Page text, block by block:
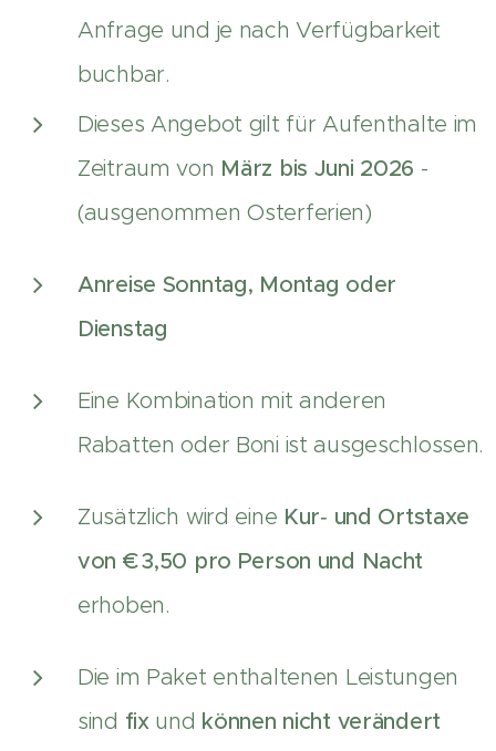
Anfrage und je nach Verfügbarkeit
buchbar.
Dieses Angebot gilt für Aufenthalte im
Zeitraum von März bis Juni 2026 -
(ausgenommen Osterferien)
Anreise Sonntag, Montag oder
Dienstag
Eine Kombination mit anderen
Rabatten oder Boni ist ausgeschlossen.
Zusätzlich wird eine Kur‑ und Ortstaxe
von € 3,50 pro Person und Nacht
erhoben.
Die im Paket enthaltenen Leistungen
sind fixund können nicht verändert